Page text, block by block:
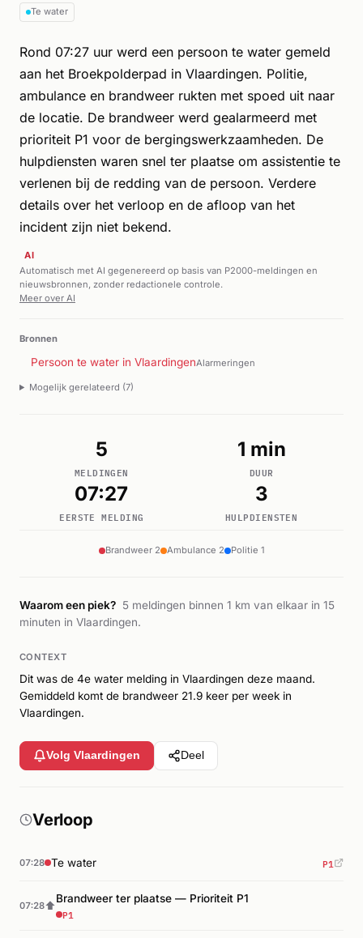
Te water
Rond 07:27 uur werd een persoon te water gemeld
aan het Broekpolderpad in Vlaardingen. Politie,
ambulance en brandweer rukten met spoed uit naar
de locatie. De brandweer werd gealarmeerd met
prioriteit P1 voor de bergingswerkzaamheden. De
hulpdiensten waren snel ter plaatse om assistentie te
verlenen bij de redding van de persoon. Verdere
details over het verloop en de afloop van het
incident zijn niet bekend.
AI
Automatisch met AI gegenereerd op basis van P2000-meldingen en
nieuwsbronnen, zonder redactionele controle.
Meer over AI
Bronnen
Persoon te water in VlaardingenAlarmeringen
Mogelijk gerelateerd (7)
5
MELDINGEN
1 min
DUUR
07:27
EERSTE MELDING
3
HULPDIENSTEN
Brandweer 2 Ambulance 2 Politie 1
Waarom een piek? 5 meldingen binnen 1 km van elkaar in 15
minuten in Vlaardingen.
CONTEXT
Dit was de 4e water melding in Vlaardingen deze maand.
Gemiddeld komt de brandweer 21.9 keer per week in
Vlaardingen.
Volg Vlaardingen Deel
Verloop
07:28 Te water P1
07:28⬆
Brandweer ter plaatse — Prioriteit P1
P1